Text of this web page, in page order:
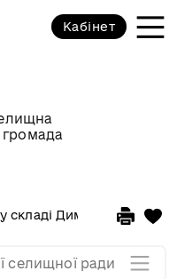
громада
Кабінет
у складі Димерської
селищної ради
конкурсу
з